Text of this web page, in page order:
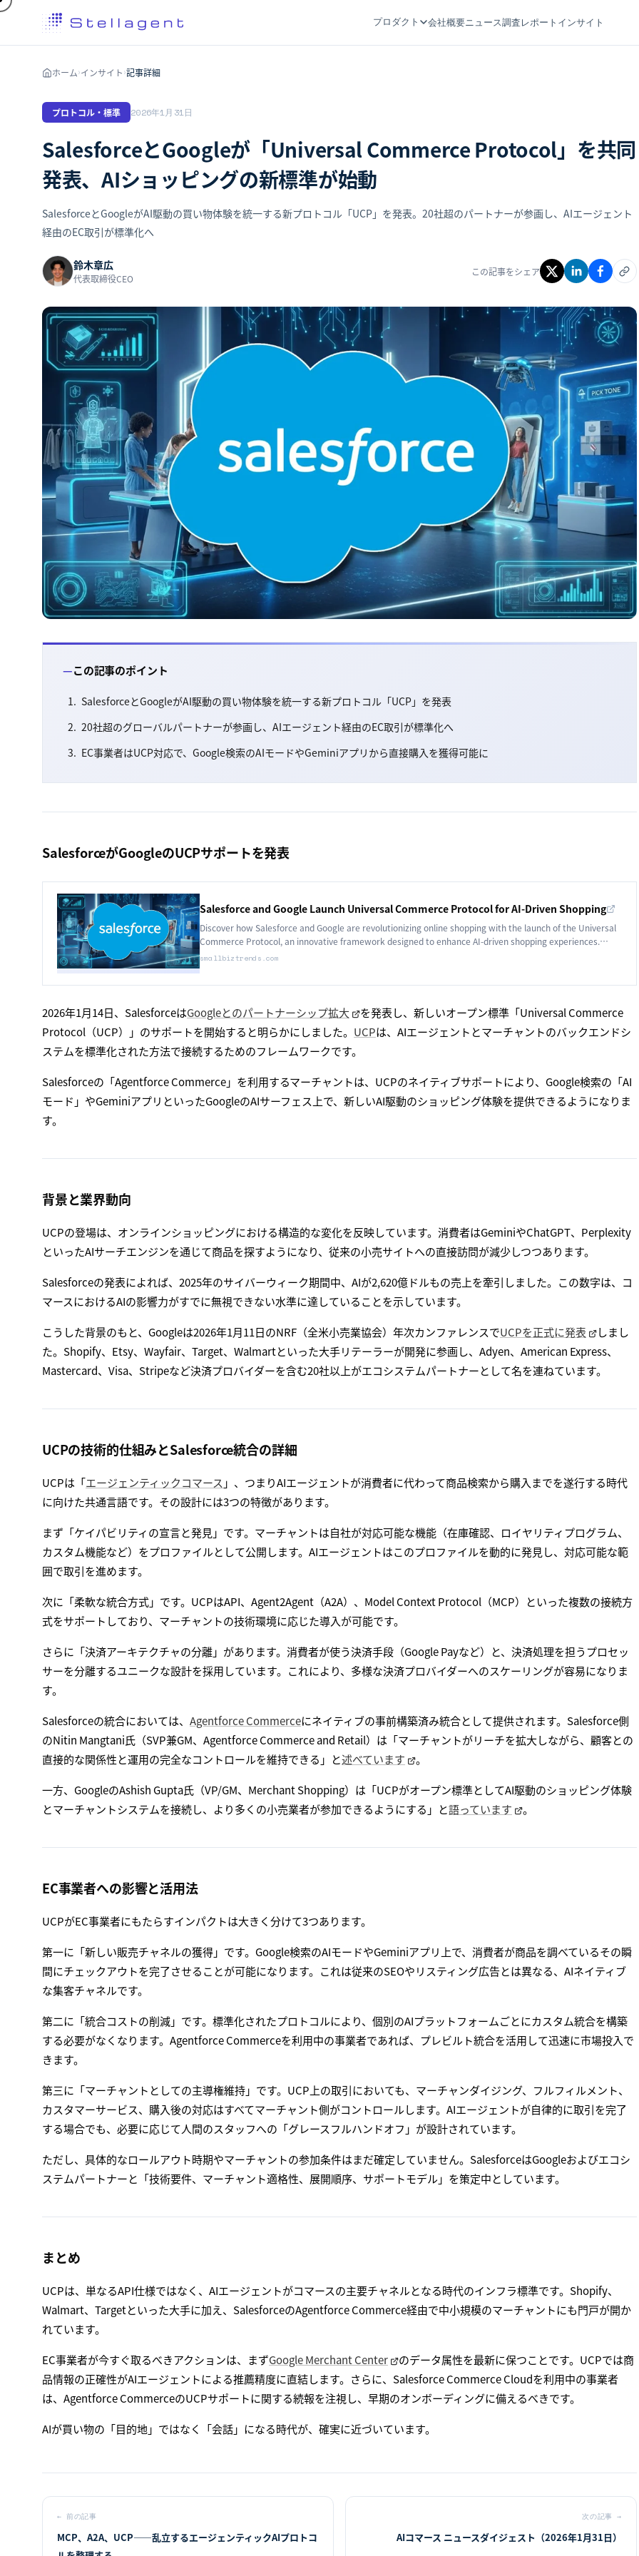
プロダクト 会社概要ニュース調査レポート インサイト
ホーム›インサイト ›記事詳細
プロトコル・標準 2026年1月31日
SalesforceとGoogleが「Universal Commerce Protocol」を共同
発表、AIショッピングの新標準が始動
SalesforceとGoogleがAI駆動の買い物体験を統一する新プロトコル「UCP」を発表。20社超のパートナーが参画し、AIエージェント
経由のEC取引が標準化へ
鈴木章広
代表取締役CEO
この記事をシェア
この記事のポイント
SalesforceとGoogleがAI駆動の買い物体験を統一する新プロトコル「UCP」を発表
20社超のグローバルパートナーが参画し、AIエージェント経由のEC取引が標準化へ
EC事業者はUCP対応で、Google検索のAIモードやGeminiアプリから直接購入を獲得可能に
SalesforceがGoogleのUCPサポートを発表
Salesforce and Google Launch Universal Commerce Protocol for AI-Driven Shopping
Discover how Salesforce and Google are revolutionizing online shopping with the launch of the Universal
Commerce Protocol, an innovative framework designed to enhance AI-driven shopping experiences.
Learn about its implications for retailers and consumers alike.
smallbiztrends.com
2026年1月14日、SalesforceはGoogleとのパートナーシップ拡大
を発表し、新しいオープン標準「Universal Commerce
Protocol（UCP）」のサポートを開始すると明らかにしました。 UCPは、AIエージェントとマーチャントのバックエンドシ
ステムを標準化された方法で接続するためのフレームワークです。
Salesforceの「Agentforce Commerce」を利用するマーチャントは、UCPのネイティブサポートにより、Google検索の「AI
モード」やGeminiアプリといったGoogleのAIサーフェス上で、新しいAI駆動のショッピング体験を提供できるようになりま
す。
背景と業界動向
UCPの登場は、オンラインショッピングにおける構造的な変化を反映しています。消費者はGeminiやChatGPT、Perplexity
といったAIサーチエンジンを通じて商品を探すようになり、従来の小売サイトへの直接訪問が減少しつつあります。
Salesforceの発表によれば、2025年のサイバーウィーク期間中、AIが2,620億ドルもの売上を牽引しました。この数字は、コ
マースにおけるAIの影響力がすでに無視できない水準に達していることを示しています。
こうした背景のもと、Googleは2026年1月11日のNRF（全米小売業協会）年次カンファレンスでUCPを正式に発表
しまし
た。Shopify、Etsy、Wayfair、Target、Walmartといった大手リテーラーが開発に参画し、Adyen、American Express、
Mastercard、Visa、Stripeなど決済プロバイダーを含む20社以上がエコシステムパートナーとして名を連ねています。
UCPの技術的仕組みとSalesforce統合の詳細
UCPは「エージェンティックコマース 」、つまりAIエージェントが消費者に代わって商品検索から購入までを遂行する時代
に向けた共通言語です。その設計には3つの特徴があります。
まず「ケイパビリティの宣言と発見」です。マーチャントは自社が対応可能な機能（在庫確認、ロイヤリティプログラム、
カスタム機能など）をプロファイルとして公開します。AIエージェントはこのプロファイルを動的に発見し、対応可能な範
囲で取引を進めます。
次に「柔軟な統合方式」です。UCPはAPI、Agent2Agent（A2A）、Model Context Protocol（MCP）といった複数の接続方
式をサポートしており、マーチャントの技術環境に応じた導入が可能です。
さらに「決済アーキテクチャの分離」があります。消費者が使う決済手段（Google Payなど）と、決済処理を担うプロセッ
サーを分離するユニークな設計を採用しています。これにより、多様な決済プロバイダーへのスケーリングが容易になりま
す。
Salesforceの統合においては、Agentforce Commerceにネイティブの事前構築済み統合として提供されます。Salesforce側
のNitin Mangtani氏（SVP兼GM、Agentforce Commerce and Retail）は「マーチャントがリーチを拡大しながら、顧客との
直接的な関係性と運用の完全なコントロールを維持できる」と述べています 。
一方、GoogleのAshish Gupta氏（VP/GM、Merchant Shopping）は「UCPがオープン標準としてAI駆動のショッピング体験
とマーチャントシステムを接続し、より多くの小売業者が参加できるようにする」と語っています 。
EC事業者への影響と活用法
UCPがEC事業者にもたらすインパクトは大きく分けて3つあります。
第一に「新しい販売チャネルの獲得」です。Google検索のAIモードやGeminiアプリ上で、消費者が商品を調べているその瞬
間にチェックアウトを完了させることが可能になります。これは従来のSEOやリスティング広告とは異なる、AIネイティブ
な集客チャネルです。
第二に「統合コストの削減」です。標準化されたプロトコルにより、個別のAIプラットフォームごとにカスタム統合を構築
する必要がなくなります。Agentforce Commerceを利用中の事業者であれば、プレビルト統合を活用して迅速に市場投入で
きます。
第三に「マーチャントとしての主導権維持」です。UCP上の取引においても、マーチャンダイジング、フルフィルメント、
カスタマーサービス、購入後の対応はすべてマーチャント側がコントロールします。AIエージェントが自律的に取引を完了
する場合でも、必要に応じて人間のスタッフへの「グレースフルハンドオフ」が設計されています。
ただし、具体的なロールアウト時期やマーチャントの参加条件はまだ確定していません。SalesforceはGoogleおよびエコシ
ステムパートナーと「技術要件、マーチャント適格性、展開順序、サポートモデル」を策定中としています。
まとめ
UCPは、単なるAPI仕様ではなく、AIエージェントがコマースの主要チャネルとなる時代のインフラ標準です。Shopify、
Walmart、Targetといった大手に加え、SalesforceのAgentforce Commerce経由で中小規模のマーチャントにも門戸が開か
れています。
EC事業者が今すぐ取るべきアクションは、まずGoogle Merchant Center
のデータ属性を最新に保つことです。UCPでは商
品情報の正確性がAIエージェントによる推薦精度に直結します。さらに、Salesforce Commerce Cloudを利用中の事業者
は、Agentforce CommerceのUCPサポートに関する続報を注視し、早期のオンボーディングに備えるべきです。
AIが買い物の「目的地」ではなく「会話」になる時代が、確実に近づいています。
←前の記事
MCP、A2A、UCP――乱立するエージェンティックAIプロトコ
次の記事 →
AIコマース ニュースダイジェスト（2026年1月31日）